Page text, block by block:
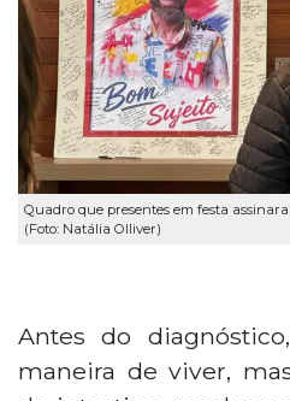
Quadro que presentes em festa
(Foto: Natália Olliver)
Antes do
maneira de viver,